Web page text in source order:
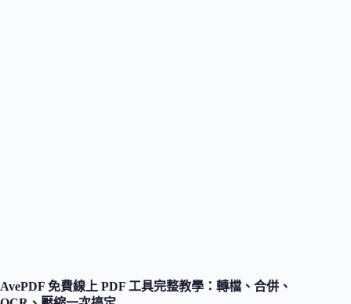
AvePDF 免費線上 PDF 工具完整教學：轉檔、合併、